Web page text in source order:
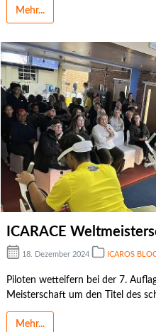
Mehr...
ICARACE
18. Dezember 2024 ICAROS
Piloten wetteifern bei der 7.
Meisterschaft um den Titel des
Mehr...